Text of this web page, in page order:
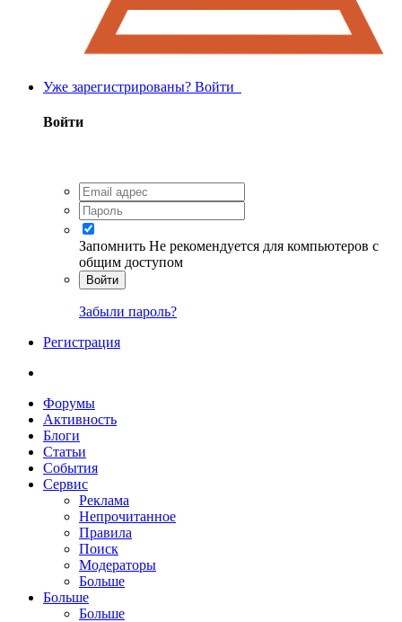
Уже зарегистрированы? Войти
Войти
Запомнить Не рекомендуется для компьютеров с
общим доступом
Войти
Забыли пароль?
Регистрация
Форумы
Активность
Блоги
Статьи
События
Сервис
Реклама
Непрочитанное
Правила
Поиск
Модераторы
Больше
Больше
Больше